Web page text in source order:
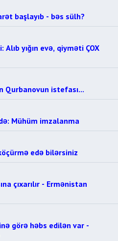
başlayıb - bəs sülh?
yığın evə, qiyməti ÇOX
Qurbanovun istefası...
Mühüm imzalanma
edə bilərsiniz
çıxarılır - Ermənistan
görə həbs edilən var -